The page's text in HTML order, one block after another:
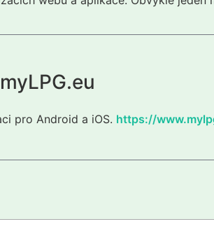
pro Android a iOS. https://